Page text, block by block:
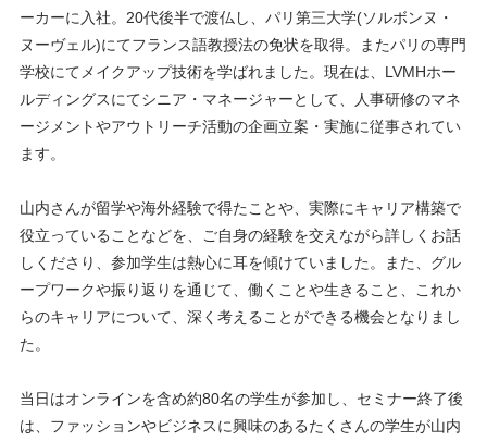
ーカーに入社。20代後半で渡仏し、パリ第三大学(ソルボンヌ・
ヌーヴェル)にてフランス語教授法の免状を取得。またパリの専門
学校にてメイクアップ技術を学ばれました。現在は、LVMHホー
ルディングスにてシニア・マネージャーとして、人事研修のマネ
ージメントやアウトリーチ活動の企画立案・実施に従事されてい
ます。
山内さんが留学や海外経験で得たことや、実際にキャリア構築で
役立っていることなどを、ご自身の経験を交えながら詳しくお話
しくださり、参加学生は熱心に耳を傾けていました。また、グル
ープワークや振り返りを通じて、働くことや生きること、これか
らのキャリアについて、深く考えることができる機会となりまし
た。
当日はオンラインを含め約80名の学生が参加し、セミナー終了後
は、ファッションやビジネスに興味のあるたくさんの学生が山内